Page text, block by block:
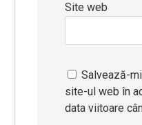
Site web
Salvează-
site-ul web în
data viitoare